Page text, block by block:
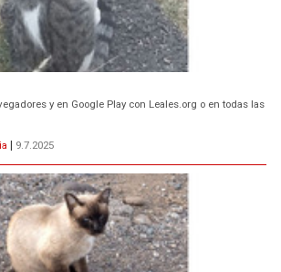
y en Google Play con Leales.org o en todas las
| 9.7.2025